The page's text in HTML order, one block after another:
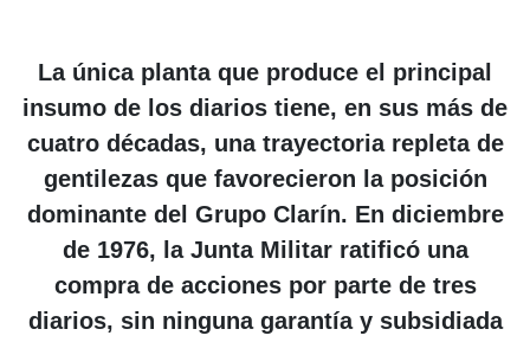
La única planta que produce el principal
insumo de los diarios tiene, en sus más de
cuatro décadas, una trayectoria repleta de
gentilezas que favorecieron la posición
dominante del Grupo Clarín. En diciembre
de 1976, la Junta Militar ratificó una
compra de acciones por parte de tres
diarios, sin ninguna garantía y subsidiada